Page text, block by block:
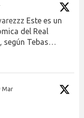
Este es un
del Real
según Tebas…
Mar